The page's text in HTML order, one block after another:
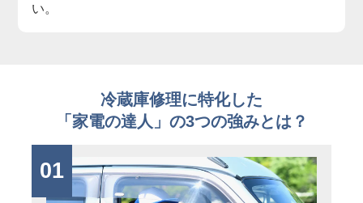
い。
冷蔵庫修理に特化した
「家電の達人」の3つの強みとは？
01